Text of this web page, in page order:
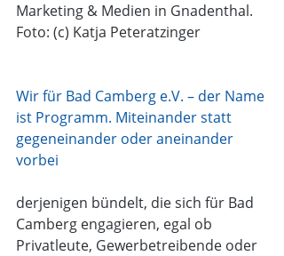
Marketing & Medien in Gnadenthal.
Foto: (c) Katja Peteratzinger
Wir für Bad Camberg e.V. – der Name
ist Programm. Miteinander statt
gegeneinander oder aneinander
vorbei
derjenigen bündelt, die sich für Bad
Camberg engagieren, egal ob
Privatleute, Gewerbetreibende oder